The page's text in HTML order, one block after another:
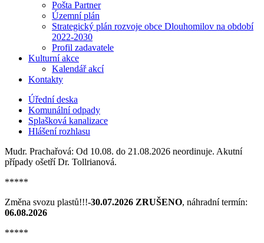
Pošta Partner
Územní plán
Strategický plán rozvoje obce Dlouhomilov na období
2022-2030
Profil zadavatele
Kulturní akce
Kalendář akcí
Kontakty
Úřední deska
Komunální odpady
Splašková kanalizace
Hlášení rozhlasu
Mudr. Prachařová: Od 10.08. do 21.08.2026 neordinuje. Akutní
případy ošetří Dr. Tollrianová.
*****
Změna svozu plastů!!!-30.07.2026 ZRUŠENO, náhradní termín:
06.08.2026
*****